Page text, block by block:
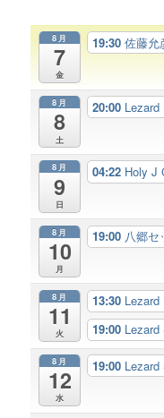
8月
7
金
19:30佐藤允
8月
8
土
20:00 Lezard
8月
9
日
04:22 Holy J
8月
10
月
19:00 八郷セ
8月
11
火
13:30
19:00
8月
12
水
19:00